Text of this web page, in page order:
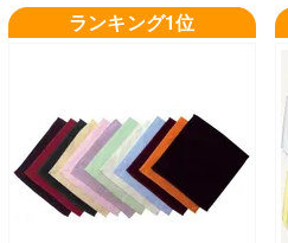
ランキング1位